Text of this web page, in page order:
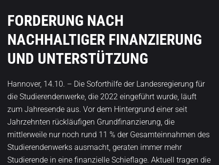
FORDERUNG NACH
NACHHALTIGER FINANZIERUNG
UND UNTERSTÜTZUNG
Hannover, 14.10. – Die Soforthilfe der Landesregierung für
die Studierendenwerke, die 2022 eingeführt wurde, läuft
zum Jahresende aus. Vor dem Hintergrund einer seit
Jahrzehnten rückläufigen Grundfinanzierung, die
mittlerweile nur noch rund 11 % der Gesamteinnahmen des
Studierendenwerks ausmacht, geraten immer mehr
Studierende in eine finanzielle Schieflage. Aktuell tragen die